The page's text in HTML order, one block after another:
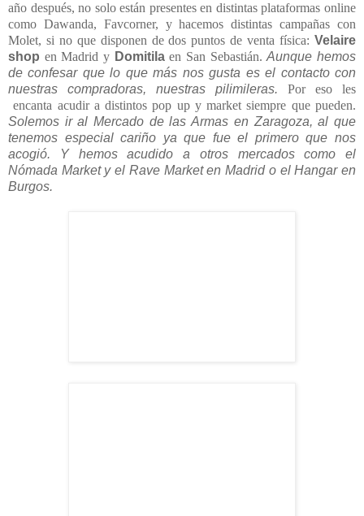
año después, no solo están presentes en distintas plataformas online
como Dawanda, Favcorner, y hacemos distintas campañas con
Molet, si no que disponen de dos puntos de venta física: Velaire
shop en Madrid y Domitilaen San Sebastián.Aunque hemos
de confesar que lo que más nos gusta es el contacto con
nuestras compradoras, nuestras pilimileras. Por eso les
encanta acudir a distintos pop up y market siempre que pueden.
Solemos ir al Mercado de las Armas en Zaragoza, al que
tenemos especial cariño ya que fue el primero que nos
acogió. Y hemos acudido a otros mercados como el
Nómada Market y el Rave Market en Madrid o el Hangar en
Burgos.